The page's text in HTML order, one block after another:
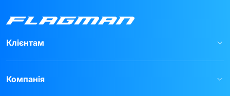
Клієнтам
Компанія